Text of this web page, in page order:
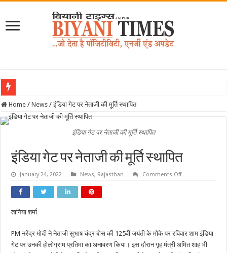
Home / News / इंडिया गेट पर नेताजी की मूर्ति स्थापित
इंडिया गेट पर नेताजी की मूर्ति स्थापित
इंडिया गेट पर नेताजी की मूर्ति स्थापित
January 24, 2022 News, Rajasthan Comments Offon
तानिया शर्मा
PM नरेंद्र मोदी ने नेताजी सुभाष चंद्र बोस की 125वीं जयंती के मौके पर रविवार शाम इंडिया
गेट पर उनकी होलोग्राम प्रतिमा का अनावरण किया। इस दौरान गृह मंत्री अमित शाह भी